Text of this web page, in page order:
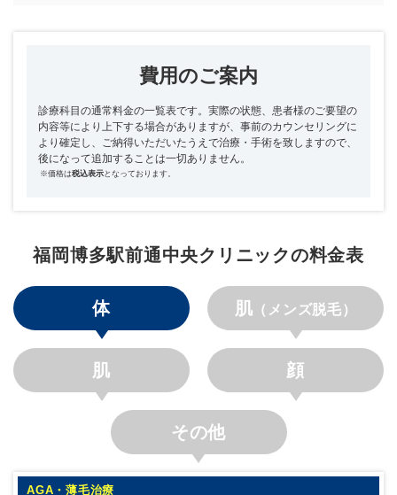
費用のご案内
診療科目の通常料金の一覧表です。実際の状態、患者様のご要望の
内容等により上下する場合がありますが、事前のカウンセリングに
より確定し、ご納得いただいたうえで治療・手術を致しますので、
後になって追加することは一切ありません。
※価格は税込表示となっております。
福岡博多駅前通中央クリニックの料金表
体 肌 （メンズ脱毛）
肌 顔
その他
AGA・薄毛治療